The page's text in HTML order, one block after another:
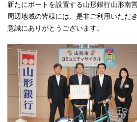
新たにポートを設置する山形銀行山形南
周辺地域の皆様には、是非ご利用いただ
意誠にありがとうございます。